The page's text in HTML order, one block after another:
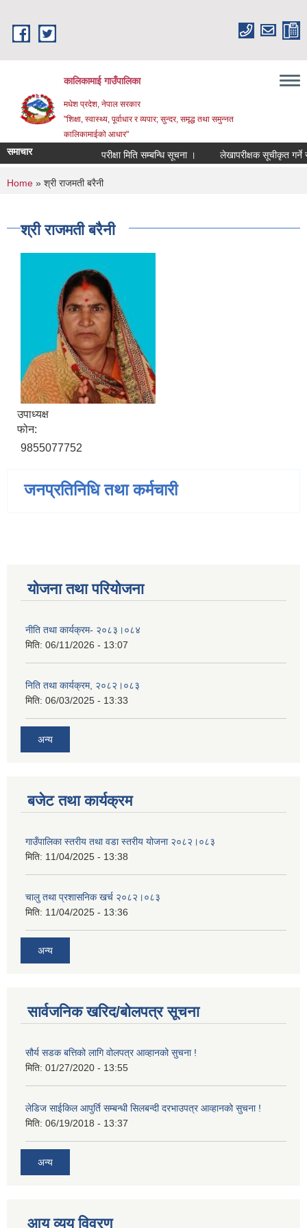
कालिकामाई गाउँपालिका
मधेश प्रदेश, नेपाल सरकार
"शिक्षा, स्वास्थ्य, पूर्वाधार र व्यपार; सुन्दर, समृद्ध तथा समुन्नत
कालिकामाईको आधार"
समाचार परीक्षा मिति सम्बन्धि सूचना । लेखापरीक्षक सूचीकृत गर्ने
You are here
Home » श्री राजमती बरैनी
श्री राजमती बरैनी
उपाध्यक्ष
फोन:
9855077752
जनप्रतिनिधि तथा कर्मचारी
योजना तथा परियोजना
नीति तथा कार्यक्रम- २०८३।०८४
मिति: 06/11/2026 - 13:07
निति तथा कार्यक्रम, २०८२।०८३
मिति: 06/03/2025 - 13:33
अन्य
बजेट तथा कार्यक्रम
गाउँपालिका स्तरीय तथा वडा स्तरीय योजना २०८२।०८३
मिति: 11/04/2025 - 13:38
चालु तथा प्रशासनिक खर्च २०८२।०८३
मिति: 11/04/2025 - 13:36
अन्य
सार्वजनिक खरिद/बोलपत्र सूचना
सौर्य सडक बत्तिको लागि वोलपत्र आव्हानको सुचना !
मिति: 01/27/2020 - 13:55
लेडिज साईकिल आपुर्ति सम्बन्धी सिलबन्दी दरभाउपत्र आव्हानको सुचना !
मिति: 06/19/2018 - 13:37
अन्य
आय व्यय विवरण